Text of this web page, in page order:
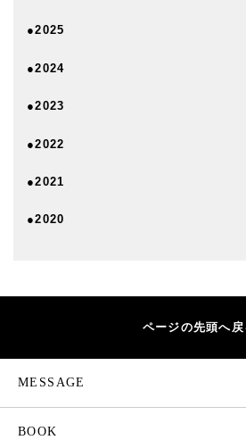
●2025
●2024
●2023
●2022
●2021
●2020
ページの先頭へ戻
MESSAGE
BOOK